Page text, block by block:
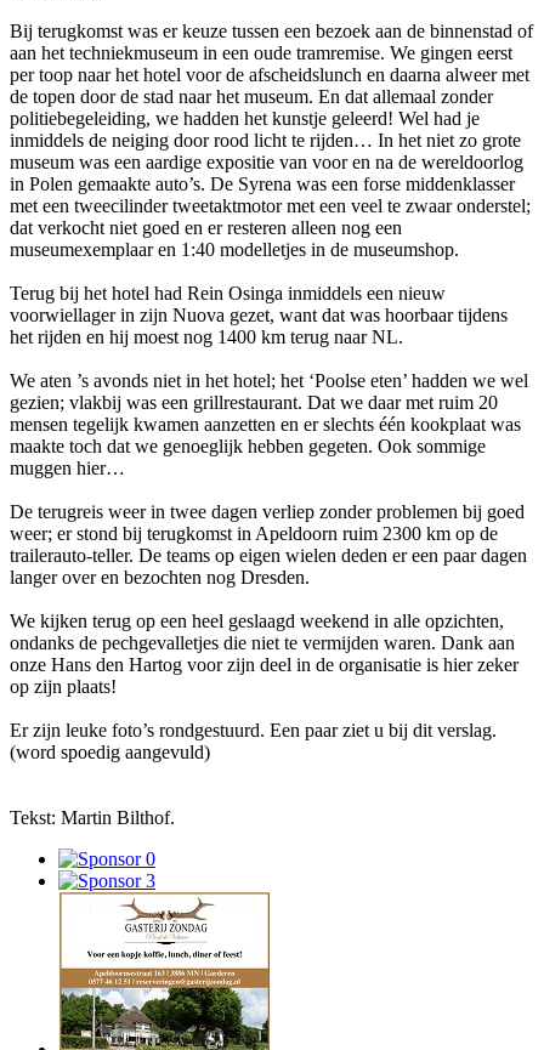
Bij terugkomst was er keuze tussen een bezoek aan de binnenstad of
aan het techniekmuseum in een oude tramremise. We gingen eerst
per toop naar het hotel voor de afscheidslunch en daarna alweer met
de topen door de stad naar het museum. En dat allemaal zonder
politiebegeleiding, we hadden het kunstje geleerd! Wel had je
inmiddels de neiging door rood licht te rijden… In het niet zo grote
museum was een aardige expositie van voor en na de wereldoorlog
in Polen gemaakte auto’s. De Syrena was een forse middenklasser
met een tweecilinder tweetaktmotor met een veel te zwaar onderstel;
dat verkocht niet goed en er resteren alleen nog een
museumexemplaar en 1:40 modelletjes in de museumshop.
Terug bij het hotel had Rein Osinga inmiddels een nieuw
voorwiellager in zijn Nuova gezet, want dat was hoorbaar tijdens
het rijden en hij moest nog 1400 km terug naar NL.
We aten ’s avonds niet in het hotel; het ‘Poolse eten’ hadden we wel
gezien; vlakbij was een grillrestaurant. Dat we daar met ruim 20
mensen tegelijk kwamen aanzetten en er slechts één kookplaat was
maakte toch dat we genoeglijk hebben gegeten. Ook sommige
muggen hier…
De terugreis weer in twee dagen verliep zonder problemen bij goed
weer; er stond bij terugkomst in Apeldoorn ruim 2300 km op de
trailerauto-teller. De teams op eigen wielen deden er een paar dagen
langer over en bezochten nog Dresden.
We kijken terug op een heel geslaagd weekend in alle opzichten,
ondanks de pechgevalletjes die niet te vermijden waren. Dank aan
onze Hans den Hartog voor zijn deel in de organisatie is hier zeker
op zijn plaats!
Er zijn leuke foto’s rondgestuurd. Een paar ziet u bij dit verslag.
(word spoedig aangevuld)
Tekst: Martin Bilthof.